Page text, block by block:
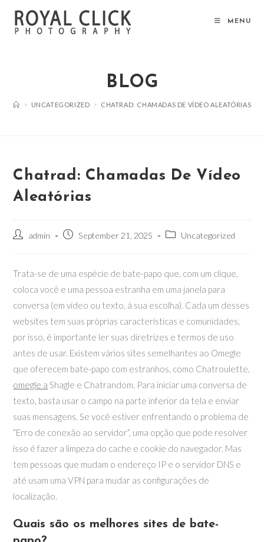
content
MENU
BLOG
> UNCATEGORIZED > CHATRAD: CHAMADAS DE VÍDEO ALEATÓRIAS
Chatrad: Chamadas De Vídeo
Aleatórias
Postadmin
PostSeptember 21, 2025
PostUncategorized
Trata-se de uma espécie de bate-papo que, com um clique,
coloca você e uma pessoa estranha em uma janela para
conversa (em vídeo ou texto, à sua escolha). Cada um desses
websites tem suas próprias características e comunidades,
por isso, é importante ler suas diretrizes e termos de uso
antes de usar. Existem vários sites semelhantes ao Omegle
que oferecem bate-papo com estranhos, como Chatroulette,
omegle a Shagle e Chatrandom. Para iniciar uma conversa de
texto, basta usar o campo na parte inferior da tela e enviar
suas mensagens. Se você estiver enfrentando o problema de
“Erro de conexão ao servidor”, uma opção que pode resolver
isso é fazer a limpeza do cache e cookie do navegador. Mas
tem pessoas que mudam o endereço IP e o servidor DNS e
até usam uma VPN para mudar as configurações de
localização.
Quais são os melhores sites de bate-